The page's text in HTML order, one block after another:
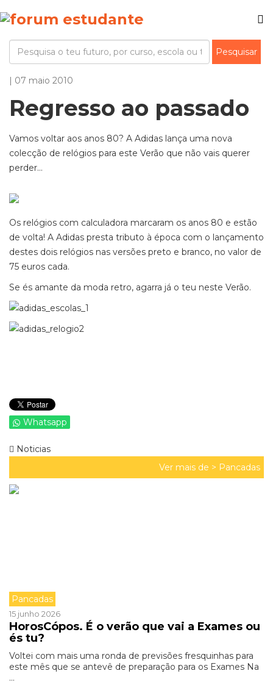
| 07 maio 2010
Regresso ao passado
Vamos voltar aos anos 80? A Adidas lança uma nova
colecção de relógios para este Verão que não vais querer
perder...
Os relógios com calculadora marcaram os anos 80 e estão
de volta! A Adidas presta tributo à época com o lançamento
destes dois relógios nas versões preto e branco, no valor de
75 euros cada.
Se és amante da moda retro, agarra já o teu neste Verão.
Whatsapp
Noticias
Ver mais de > Pancadas
Pancadas
15 junho 2026
HorosCópos. É o verão que vai a Exames ou
és tu?
Voltei com mais uma ronda de previsões fresquinhas para
este mês que se antevê de preparação para os Exames Na
...